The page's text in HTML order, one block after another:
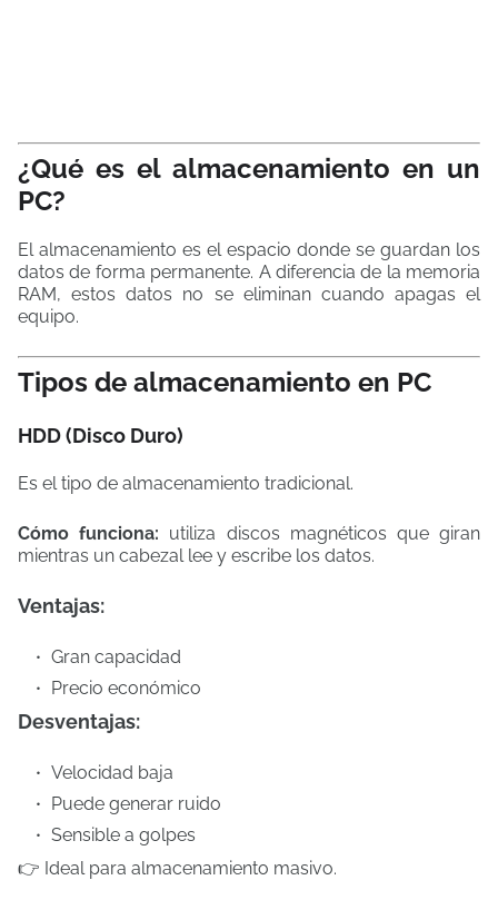
¿Qué es el almacenamiento en un
PC?
El almacenamiento es el espacio donde se guardan los
datos de forma permanente. A diferencia de la memoria
RAM, estos datos no se eliminan cuando apagas el
equipo.
Tipos de almacenamiento en PC
HDD (Disco Duro)
Es el tipo de almacenamiento tradicional.
Cómo funciona: utiliza discos magnéticos que giran
mientras un cabezal lee y escribe los datos.
Ventajas:
Gran capacidad
Precio económico
Desventajas:
Velocidad baja
Puede generar ruido
Sensible a golpes
👉 Ideal para almacenamiento masivo.